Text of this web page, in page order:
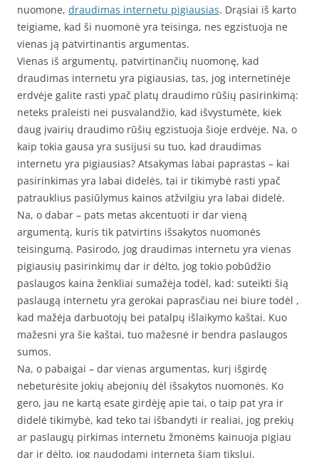
nuomone, draudimas internetu pigiausias. Drąsiai iš karto
teigiame, kad ši nuomonė yra teisinga, nes egzistuoja ne
vienas ją patvirtinantis argumentas.
Vienas iš argumentų, patvirtinančių nuomonę, kad
draudimas internetu yra pigiausias, tas, jog internetinėje
erdvėje galite rasti ypač platų draudimo rūšių pasirinkimą:
neteks praleisti nei pusvalandžio, kad išvystumėte, kiek
daug įvairių draudimo rūšių egzistuoja šioje erdvėje. Na, o
kaip tokia gausa yra susijusi su tuo, kad draudimas
internetu yra pigiausias? Atsakymas labai paprastas – kai
pasirinkimas yra labai didelės, tai ir tikimybė rasti ypač
patrauklius pasiūlymus kainos atžvilgiu yra labai didelė.
Na, o dabar – pats metas akcentuoti ir dar vieną
argumentą, kuris tik patvirtins išsakytos nuomonės
teisingumą. Pasirodo, jog draudimas internetu yra vienas
pigiausių pasirinkimų dar ir dėlto, jog tokio pobūdžio
paslaugos kaina ženkliai sumažėja todėl, kad: suteikti šią
paslaugą internetu yra gerokai paprasčiau nei biure todėl ,
kad mažėja darbuotojų bei patalpų išlaikymo kaštai. Kuo
mažesni yra šie kaštai, tuo mažesnė ir bendra paslaugos
sumos.
Na, o pabaigai – dar vienas argumentas, kurį išgirdę
nebeturėsite jokių abejonių dėl išsakytos nuomonės. Ko
gero, jau ne kartą esate girdėję apie tai, o taip pat yra ir
didelė tikimybė, kad teko tai išbandyti ir realiai, jog prekių
ar paslaugų pirkimas internetu žmonėms kainuoja pigiau
dar ir dėlto, jog naudodami internetą šiam tikslui,